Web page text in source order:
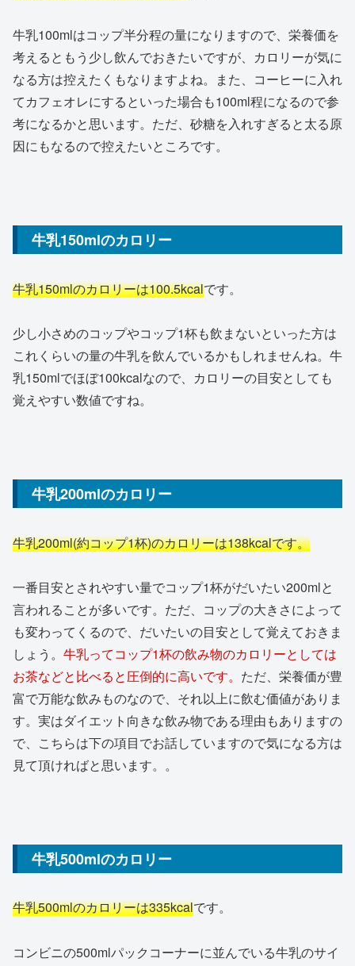
牛乳100mlはコップ半分程の量になりますので、栄養価を
考えるともう少し飲んでおきたいですが、カロリーが気に
なる方は控えたくもなりますよね。また、コーヒーに入れ
てカフェオレにするといった場合も100ml程になるので参
考になるかと思います。ただ、砂糖を入れすぎると太る原
因にもなるので控えたいところです。
牛乳150mlのカロリー
牛乳150mlのカロリーは100.5kcalです。
少し小さめのコップやコップ1杯も飲まないといった方は
これくらいの量の牛乳を飲んでいるかもしれませんね。牛
乳150mlでほぼ100kcalなので、カロリーの目安としても
覚えやすい数値ですね。
牛乳200mlのカロリー
牛乳200ml(約コップ1杯)のカロリーは138kcalです。
一番目安とされやすい量でコップ1杯がだいたい200mlと
言われることが多いです。ただ、コップの大きさによって
も変わってくるので、だいたいの目安として覚えておきま
しょう。 牛乳ってコップ1杯の飲み物のカロリーとしては
お茶などと比べると圧倒的に高いです。 ただ、栄養価が豊
富で万能な飲みものなので、それ以上に飲む価値がありま
す。実はダイエット向きな飲み物である理由もありますの
で、こちらは下の項目でお話していますので気になる方は
見て頂ければと思います。。
牛乳500mlのカロリー
牛乳500mlのカロリーは335kcalです。
コンビニの500mlパックコーナーに並んでいる牛乳のサイ